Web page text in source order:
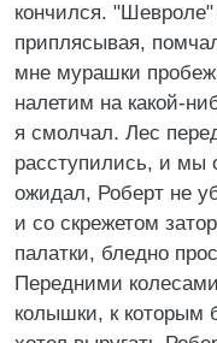
кончился.
приплясывая,
мне мурашки
налетим на какой-
я смолчал. Лес
расступились, и мы
ожидал, Роберт не
и со скрежетом
палатки, бледно
Передними
колышки, к которым